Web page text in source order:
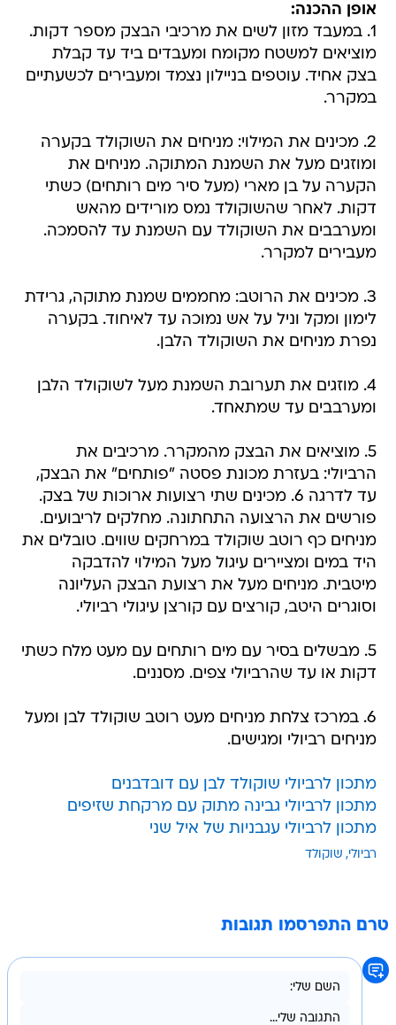
אופן ההכנה:
1. במעבד מזון לשים את מרכיבי הבצק מספר דקות.
מוציאים למשטח מקומח ומעבדים ביד עד קבלת
בצק אחיד. עוטפים בניילון נצמד ומעבירים לכשעתיים
במקרר.
2. מכינים את המילוי: מניחים את השוקולד בקערה
ומוזגים מעל את השמנת המתוקה. מניחים את
הקערה על בן מארי (מעל סיר מים רותחים) כשתי
דקות. לאחר שהשוקולד נמס מורידים מהאש
ומערבבים את השוקולד עם השמנת עד להסמכה.
מעבירים למקרר.
3. מכינים את הרוטב: מחממים שמנת מתוקה, גרידת
לימון ומקל וניל על אש נמוכה עד לאיחוד. בקערה
נפרת מניחים את השוקולד הלבן.
4. מוזגים את תערובת השמנת מעל לשוקולד הלבן
ומערבבים עד שמתאחד.
5. מוציאים את הבצק מהמקרר. מרכיבים את
הרביולי: בעזרת מכונת פסטה "פותחים" את הבצק,
עד לדרגה 6. מכינים שתי רצועות ארוכות של בצק.
פורשים את הרצועה התחתונה. מחלקים לריבועים.
מניחים כף רוטב שוקולד במרחקים שווים. טובלים את
היד במים ומציירים עיגול מעל המילוי להדבקה
מיטבית. מניחים מעל את רצועת הבצק העליונה
וסוגרים היטב, קורצים עם קורצן עיגולי רביולי.
5. מבשלים בסיר עם מים רותחים עם מעט מלח כשתי
דקות או עד שהרביולי צפים. מסננים.
6. במרכז צלחת מניחים מעט רוטב שוקולד לבן ומעל
מניחים רביולי ומגישים.
מתכון לרביולי שוקולד לבן עם דובדבנים
מתכון לרביולי גבינה מתוק עם מרקחת שזיפים
מתכון לרביולי עגבניות של איל שני
רביולי שוקולד
טרם התפרסמו תגובות